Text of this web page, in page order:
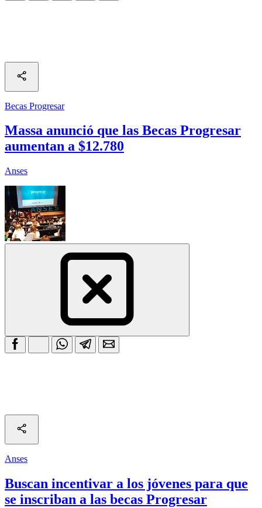
Becas Progresar
Massa anunció que las Becas Progresar
aumentan a $12.780
Anses
Anses
Buscan incentivar a los jóvenes para que
se inscriban a las becas Progresar